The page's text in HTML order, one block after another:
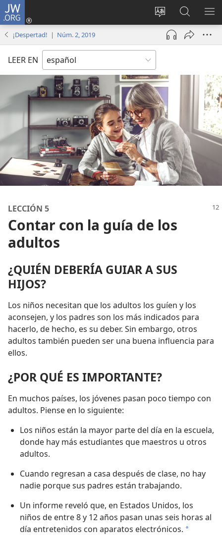
JW.ORG
Cambiar
idioma
del sitio
Iniciar
sesión
(abre
nueva
en
jw.org
¡Despertad! | Núm. 2, 2019
LEER EN
LECCIÓN 5
Contar con la guía de los
adultos
¿QUIÉN DEBERÍA GUIAR A SUS
HIJOS?
Los niños necesitan que los adultos los guíen y los
aconsejen, y los padres son los más indicados para
hacerlo, de hecho, es su deber. Sin embargo, otros
adultos también pueden ser una buena influencia para
ellos.
¿POR QUÉ ES IMPORTANTE?
En muchos países, los jóvenes pasan poco tiempo con
adultos. Piense en lo siguiente:
Los niños están la mayor parte del día en la escuela,
donde hay más estudiantes que maestros u otros
adultos.
Cuando regresan a casa después de clase, no hay
nadie porque sus padres están trabajando.
Un informe reveló que, en Estados Unidos, los
niños de entre 8 y 12 años pasan unas seis horas al
día entretenidos con aparatos electrónicos. a